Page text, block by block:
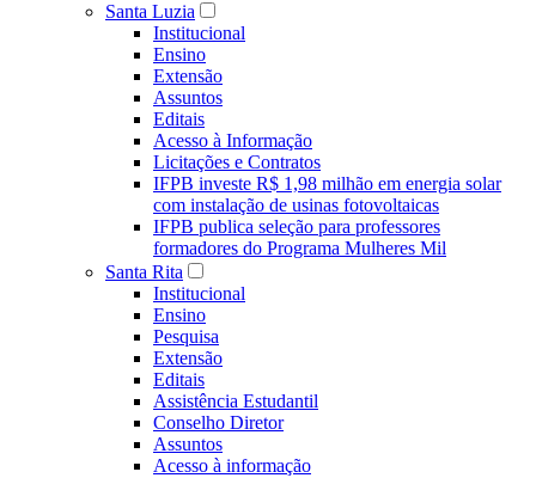
Santa Luzia
Institucional
Ensino
Extensão
Assuntos
Editais
Acesso à Informação
Licitações e Contratos
IFPB investe R$ 1,98 milhão em energia solar
com instalação de usinas fotovoltaicas
IFPB publica seleção para professores
formadores do Programa Mulheres Mil
Santa Rita
Institucional
Ensino
Pesquisa
Extensão
Editais
Assistência Estudantil
Conselho Diretor
Assuntos
Acesso à informação